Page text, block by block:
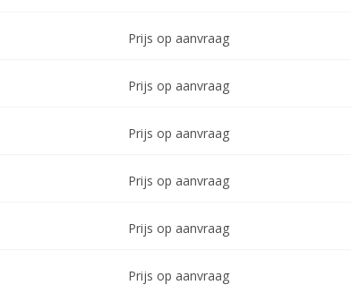
Prijs op aanvraag
Prijs op aanvraag
Prijs op aanvraag
Prijs op aanvraag
Prijs op aanvraag
Prijs op aanvraag